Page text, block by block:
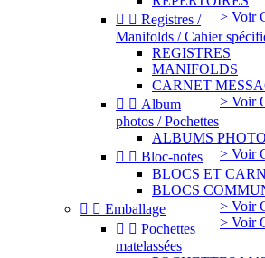
> Voir
  Registres /
Manifolds / Cahier
REGISTRES
MANIFOLDS
CARNET
> Voir
  Album
photos / Pochettes
ALBUMS
> Voir
  Bloc-notes
BLOCS ET
BLOCS
> Voir
> Voir
  Emballage
  Pochettes
matelassées